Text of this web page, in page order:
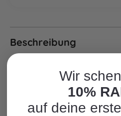
Beschreibung
Wir
10%
auf deine